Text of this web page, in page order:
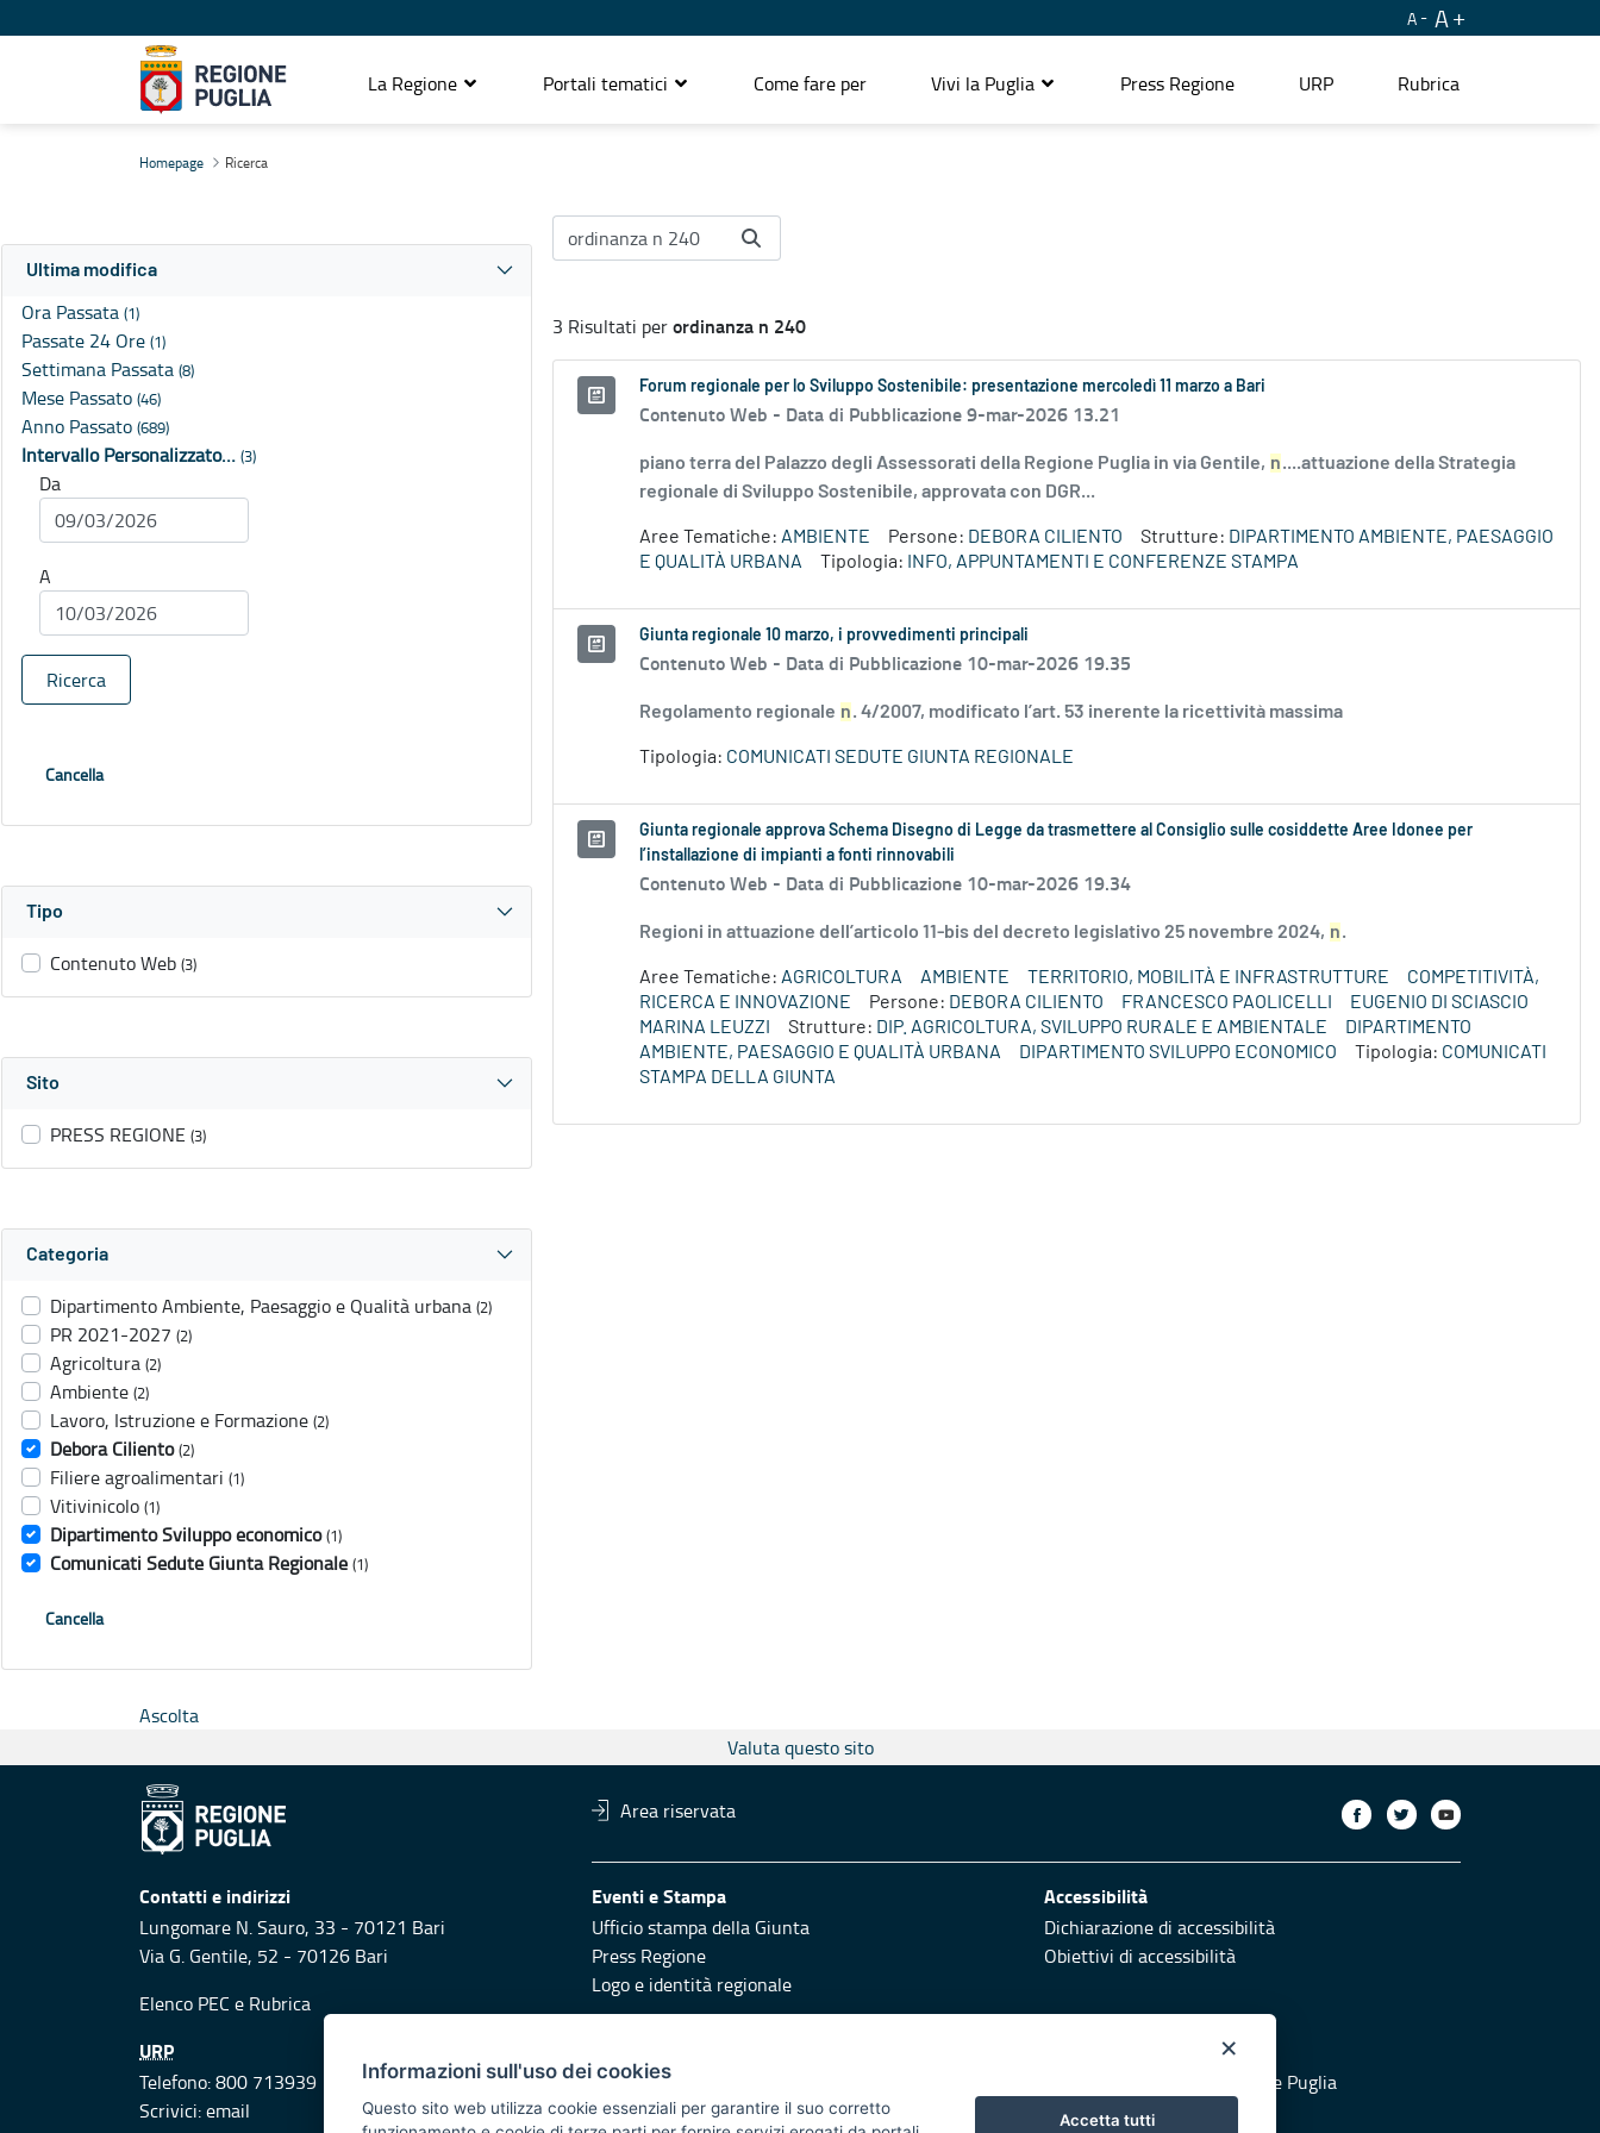
A A
La Regione Portali tematici Come fare per Vivi la Puglia Press Regione URP Rubrica
Homepage Ricerca
Ultima modifica
Ora Passata (1)
Passate 24 Ore (1)
Settimana Passata (8)
Mese Passato (46)
Anno Passato (689)
Intervallo Personalizzato… (3)
Da
A
Ricerca
Cancella
Tipo
Contenuto Web (3)
Sito
PRESS REGIONE (3)
Categoria
Dipartimento Ambiente, Paesaggio e Qualità urbana (2)
PR 2021-2027 (2)
Agricoltura (2)
Ambiente (2)
Lavoro, Istruzione e Formazione (2)
Debora Ciliento (2)
Filiere agroalimentari (1)
Vitivinicolo (1)
Dipartimento Sviluppo economico (1)
Comunicati Sedute Giunta Regionale (1)
Cancella
3 Risultati perordinanza n 240
Forum regionale per lo Sviluppo Sostenibile: presentazione mercoledì 11 marzo a Bari
Contenuto Web - Data di Pubblicazione 9-mar-2026 13.21
piano terra del Palazzo degli Assessorati della Regione Puglia in via Gentile, n....attuazione della Strategia
regionale di Sviluppo Sostenibile, approvata con DGR...
Aree Tematiche: AMBIENTE Persone: DEBORA CILIENTO Strutture: DIPARTIMENTO AMBIENTE, PAESAGGIO
E QUALITÀ URBANA
Tipologia: INFO, APPUNTAMENTI E CONFERENZE STAMPA
Giunta regionale 10 marzo, i provvedimenti principali
Contenuto Web - Data di Pubblicazione 10-mar-2026 19.35
Regolamento regionale n. 4/2007, modificato l’art. 53 inerente la ricettività massima
Tipologia: COMUNICATI SEDUTE GIUNTA REGIONALE
Giunta regionale approva Schema Disegno di Legge da trasmettere al Consiglio sulle cosiddette Aree Idonee per
l’installazione di impianti a fonti rinnovabili
Contenuto Web - Data di Pubblicazione 10-mar-2026 19.34
Regioni in attuazione dell’articolo 11-bis del decreto legislativo 25 novembre 2024, n.
Aree Tematiche: AGRICOLTURA AMBIENTE TERRITORIO, MOBILITÀ E INFRASTRUTTURE
COMPETITIVITÀ,
RICERCA E INNOVAZIONE
Persone: DEBORA CILIENTO FRANCESCO PAOLICELLI
EUGENIO DI SCIASCIO
MARINA LEUZZI
Strutture: DIP. AGRICOLTURA, SVILUPPO RURALE E AMBIENTALE
DIPARTIMENTO
AMBIENTE, PAESAGGIO E QUALITÀ URBANA
DIPARTIMENTO SVILUPPO ECONOMICO Tipologia: COMUNICATI
STAMPA DELLA GIUNTA
Ascolta
Valuta questo sito
Area riservata
Contatti e indirizzi
Lungomare N. Sauro, 33 - 70121 Bari
Via G. Gentile, 52 - 70126 Bari
Elenco PEC e Rubrica
Eventi e Stampa
Ufficio stampa della Giunta
Press Regione
Logo e identità regionale
Accessibilità
Dichiarazione di accessibilità
Obiettivi di accessibilità
URP
Telefono: 800 713939
Scrivici:email
Responsabili di pubblicazione Vai al sito di Protezione Civile Puglia
×
Informazioni sull'uso dei cookies
Questo sito web utilizza cookie essenziali per garantire il suo corretto
Accetta tutti